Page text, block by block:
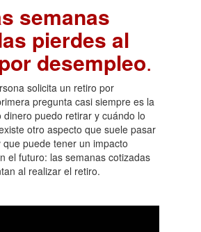
semanas
pierdes al
desempleo.
solicita un retiro por
pregunta casi siempre es la
dinero puedo retirar y cuándo lo
otro aspecto que suele pasar
puede tener un impacto
el futuro: las semanas cotizadas
al realizar el retiro.